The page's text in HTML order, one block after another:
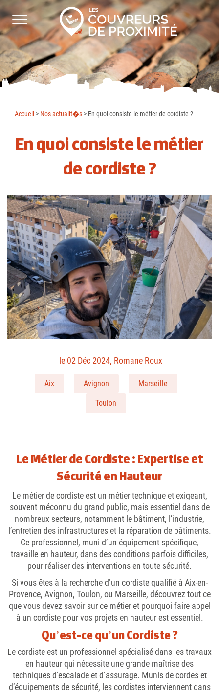
Accueil > Nos actualit�s > En quoi consiste le métier de cordiste ?
En quoi consiste le métier
de cordiste ?
le 02 Déc 2024, Romane Roux
Aix Avignon Marseille
Toulon
Le Métier de Cordiste : Expertise et
Sécurité en Hauteur
Le métier de cordiste est un métier technique et exigeant,
souvent méconnu du grand public, mais essentiel dans de
nombreux secteurs, notamment le bâtiment, l’industrie,
l’entretien des infrastructures et la réparation de bâtiments.
Ce professionnel, muni d’un équipement spécifique,
travaille en hauteur, dans des conditions parfois difficiles,
pour réaliser des interventions en toute sécurité.
Si vous êtes à la recherche d’un cordiste qualifié à Aix-en-
Provence, Avignon, Toulon, ou Marseille, découvrez tout ce
que vous devez savoir sur ce métier et pourquoi faire appel
à un cordiste pour vos projets en hauteur est essentiel.
Qu’est-ce qu’un Cordiste ?
Le cordiste est un professionnel spécialisé dans les travaux
en hauteur qui nécessite une grande maîtrise des
techniques d’escalade et d’assurage. Munis de cordes et
d’équipements de sécurité, les cordistes interviennent dans